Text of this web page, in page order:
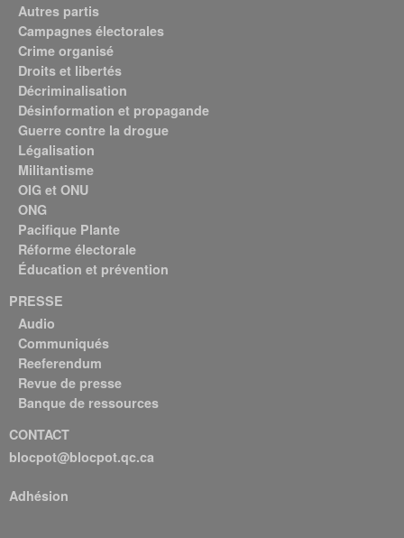
Autres partis
Campagnes électorales
Crime organisé
Droits et libertés
Décriminalisation
Désinformation et propagande
Guerre contre la drogue
Légalisation
Militantisme
OIG et ONU
ONG
Pacifique Plante
Réforme électorale
Éducation et prévention
PRESSE
Audio
Communiqués
Reeferendum
Revue de presse
Banque de ressources
CONTACT
blocpot@blocpot.qc.ca
Adhésion